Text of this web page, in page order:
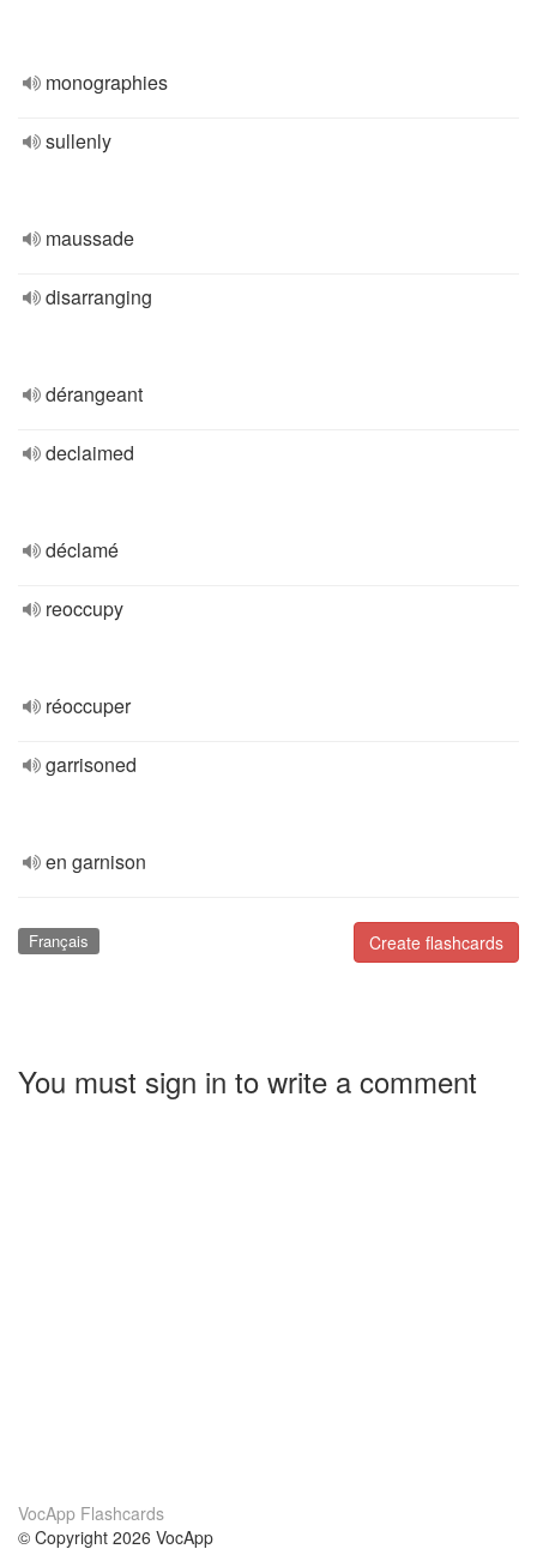
monographies
sullenly
maussade
disarranging
dérangeant
declaimed
déclamé
reoccupy
réoccuper
garrisoned
en garnison
Create flashcards
Français
You must sign in to write a comment
VocApp Flashcards
© Copyright 2026 VocApp